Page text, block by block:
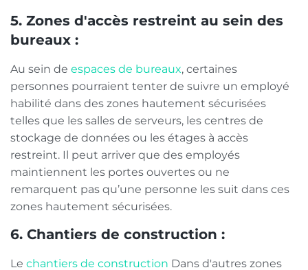
5. Zones d'accès restreint au sein des
bureaux :
Au sein de espaces de bureaux, certaines
personnes pourraient tenter de suivre un employé
habilité dans des zones hautement sécurisées
telles que les salles de serveurs, les centres de
stockage de données ou les étages à accès
restreint. Il peut arriver que des employés
maintiennent les portes ouvertes ou ne
remarquent pas qu’une personne les suit dans ces
zones hautement sécurisées.
6. Chantiers de construction :
Le chantiers de construction Dans d'autres zones